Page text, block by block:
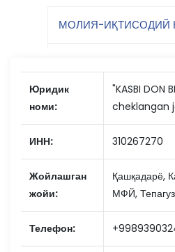
МОЛИЯ-ИҚТИСОДИЙ
Юридик
номи:
"KASBI DON
cheklangan
ИНН: 310267270
Жойлашган
жойи:
Қашқадарё,
МФЙ,
Телефон: